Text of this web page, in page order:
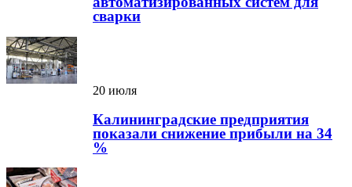
сварки
20 июля
Калининградские предприятия
показали снижение прибыли на 34
%